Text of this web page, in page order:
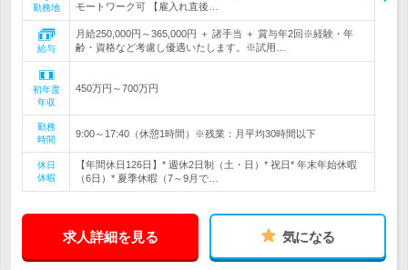
勤務地
モートワーク可 【雇入れ直後…
給与
月給250,000円～365,000円 ＋ 諸手当 ＋ 賞与年2回※経験・年
齢・資格など考慮し優遇いたします。※試用…
初年度
年収
450万円～700万円
勤務
時間
9:00～17:40（休憩1時間）※残業：月平均30時間以下
休日
休暇
【年間休日126日】* 週休2日制（土・日）* 祝日* 年末年始休暇
（6日）* 夏季休暇（7～9月で…
求人詳細を見る 気になる